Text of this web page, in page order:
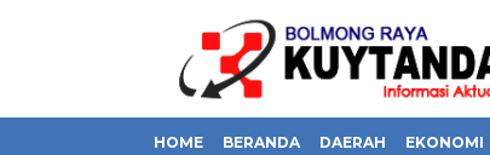
HOME BERANDA DAERAH EKONOMI